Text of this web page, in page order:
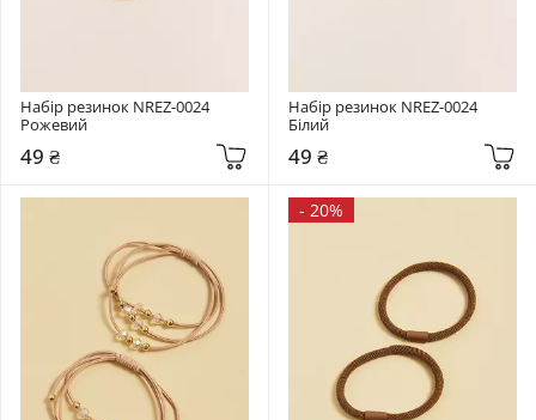
Набір резинок NREZ-0024
Рожевий
49 ₴
Набір резинок NREZ-0024
Білий
49 ₴
- 20%